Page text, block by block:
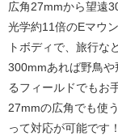
広角27mmから望遠
光学約11倍のEマウ
トボディで、旅行な
300mmあれば野鳥や
るフィールドでもお
27mmの広角でも使
って対応が可能です！